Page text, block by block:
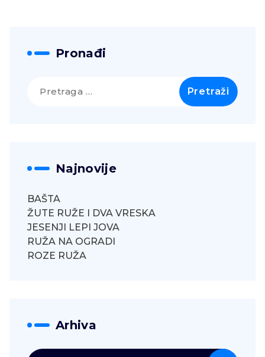
Pronađi
Najnovije
BAŠTA
ŽUTE RUŽE I DVA VRESKA
JESENJI LEPI JOVA
RUŽA NA OGRADI
ROZE RUŽA
Arhiva